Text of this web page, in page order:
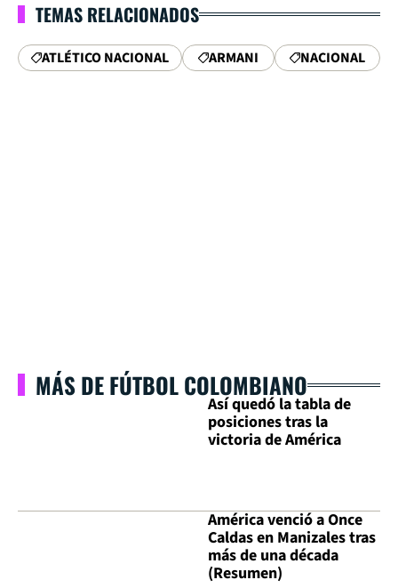
TEMAS RELACIONADOS
ATLÉTICO NACIONAL ARMANI NACIONAL
MÁS DE FÚTBOL COLOMBIANO
Así quedó la tabla de
posiciones tras la
victoria de América
América venció a Once
Caldas en Manizales tras
más de una década
(Resumen)